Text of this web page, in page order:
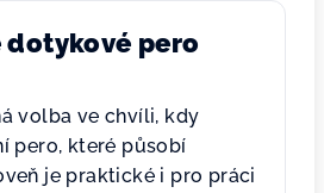
dotykové pero
volba ve chvíli, kdy
pero, které působí
je praktické i pro práci